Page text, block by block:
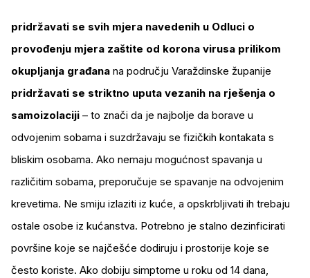
pridržavati se svih mjera navedenih u Odluci o
provođenju mjera zaštite od korona virusa prilikom
okupljanja građana na području Varaždinske županije
pridržavati se striktno uputa vezanih na rješenja o
samoizolaciji – to znači da je najbolje da borave u
odvojenim sobama i suzdržavaju se fizičkih kontakata s
bliskim osobama. Ako nemaju mogućnost spavanja u
različitim sobama, preporučuje se spavanje na odvojenim
krevetima. Ne smiju izlaziti iz kuće, a opskrbljivati ih trebaju
ostale osobe iz kućanstva. Potrebno je stalno dezinficirati
površine koje se najčešće dodiruju i prostorije koje se
često koriste. Ako dobiju simptome u roku od 14 dana,